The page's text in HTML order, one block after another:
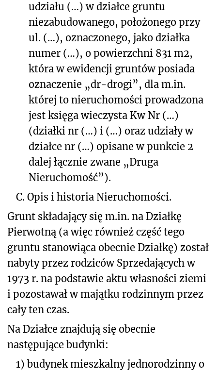
udziału (…)w działce gruntu
niezabudowanego, położonego przy
ul. (…), oznaczonego, jako działka
numer (…), o powierzchni 831 m2,
która w ewidencji gruntów posiada
oznaczenie „dr-drogi”, dla m.in.
której to nieruchomości prowadzona
jest księga wieczysta Kw Nr (…)
(działki nr (…) i (…) oraz udziały w
działce nr (…) opisane w punkcie 2
dalej łącznie zwane „Druga
Nieruchomość”).
C. Opis i historia Nieruchomości.
Grunt składający się m.in. na Działkę
Pierwotną (a więc również część tego
gruntu stanowiąca obecnie Działkę) został
nabyty przez rodziców Sprzedających w
1973 r. na podstawie aktu własności ziemi
i pozostawał w majątku rodzinnym przez
cały ten czas.
Na Działce znajdują się obecnie
następujące budynki:
1) budynek mieszkalny jednorodzinny o